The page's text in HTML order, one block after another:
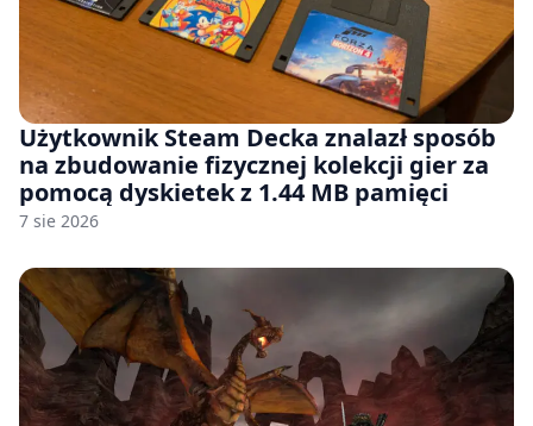
Użytkownik Steam Decka znalazł sposób
na zbudowanie fizycznej kolekcji gier za
pomocą dyskietek z 1.44 MB pamięci
7 sie 2026